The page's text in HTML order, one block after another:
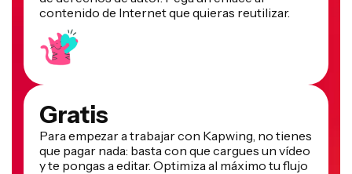
Gratis
Para empezar a trabajar con Kapwing, no tienes
que pagar nada: basta con que cargues un vídeo
y te pongas a editar. Optimiza al máximo tu flujo
de trabajo de edición con nuestras potentes
herramientas online.